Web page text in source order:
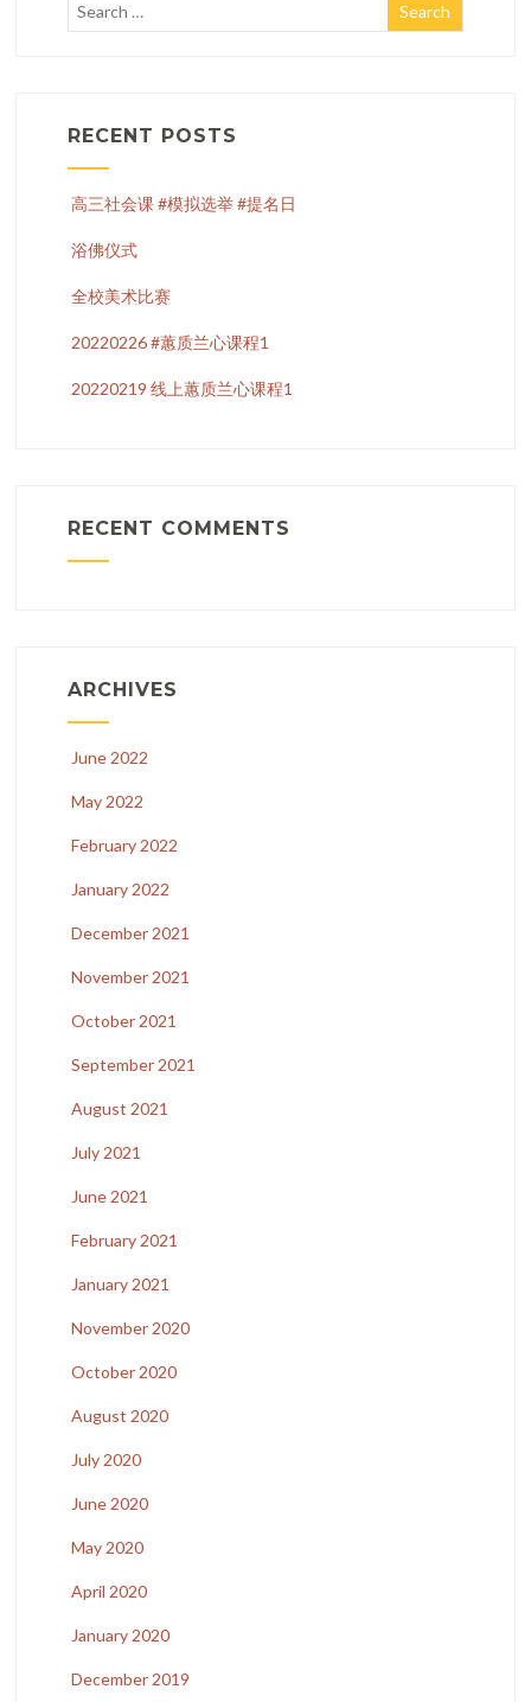
RECENT POSTS
高三社会课 #模拟选举 #提名日
浴佛仪式
全校美术比赛
20220226 #蕙质兰心课程1
20220219 线上蕙质兰心课程1
RECENT COMMENTS
ARCHIVES
June 2022
May 2022
February 2022
January 2022
December 2021
November 2021
October 2021
September 2021
August 2021
July 2021
June 2021
February 2021
January 2021
November 2020
October 2020
August 2020
July 2020
June 2020
May 2020
April 2020
January 2020
December 2019